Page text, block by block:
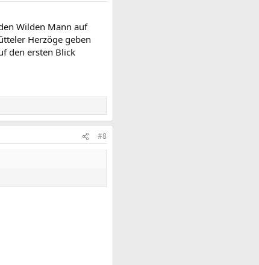
Wilden Mann auf
Herzöge geben
den ersten Blick
#8